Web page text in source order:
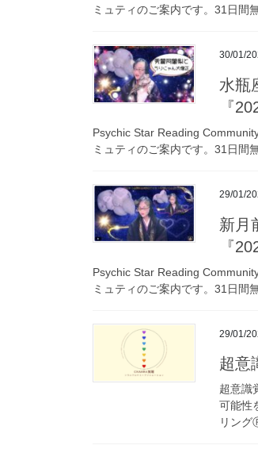
ミュティのご案内です。31日間
30/01/
水瓶
『
Psychic Star Reading
ミュティのご案内です。31日間
29/01/
新月
『
Psychic Star Reading
ミュティのご案内です。31日間
29/01/
超意
超意識
可能性
リン